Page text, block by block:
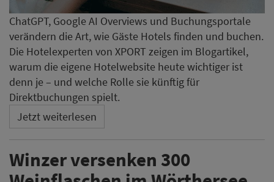
ChatGPT, Google AI Overviews und Buchungsportale
verändern die Art, wie Gäste Hotels finden und buchen.
Die Hotelexperten von XPORT zeigen im Blogartikel,
warum die eigene Hotelwebsite heute wichtiger ist
denn je – und welche Rolle sie künftig für
Direktbuchungen spielt.
Jetzt weiterlesen
Winzer versenken 300